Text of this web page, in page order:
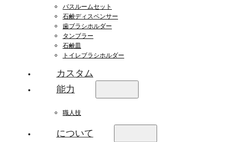
Arabic
バスルームセット
石鹸ディスペンサー
歯ブラシホルダー
タンブラー
石鹸皿
トイレブラシホルダー
カスタム
能力
職人技
について